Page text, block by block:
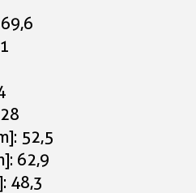
52,5
62,9
48,3